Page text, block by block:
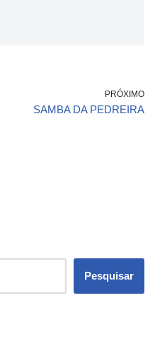
PRÓXIMO
SAMBA DA PEDREIRA
Pesquisar